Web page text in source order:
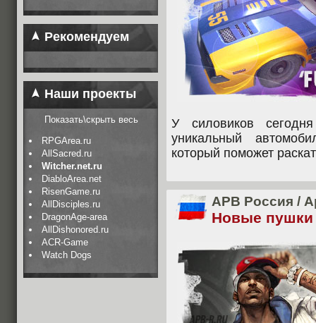
Рекомендуем
Наши проекты
Показать\скрыть весь
RPGArea.ru
AllSacred.ru
Witcher.net.ru
DiabloArea.net
RisenGame.ru
AllDisciples.ru
DragonAge-area
AllDishonored.ru
ACR-Game
Watch Dogs
У силовиков
уникальный
который поможет
APB Россия /
Новые